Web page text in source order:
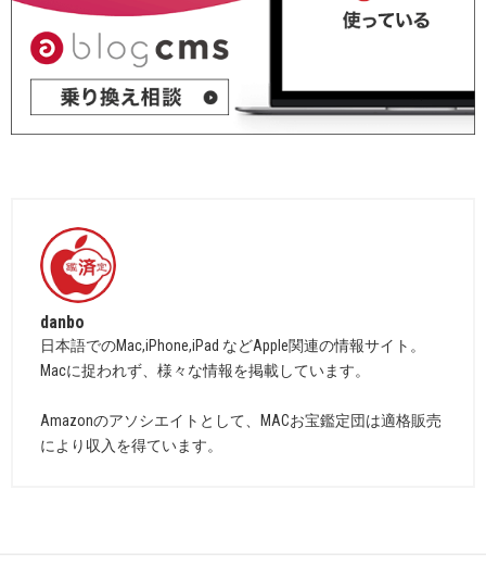
danbo
日本語でのMac,iPhone,iPad などApple関連の情報サイト。
Macに捉われず、様々な情報を掲載しています。
Amazonのアソシエイトとして、MACお宝鑑定団は適格販売
により収入を得ています。